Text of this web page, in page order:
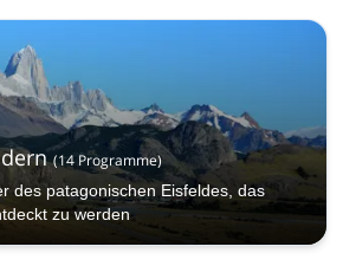
(14 Programme)
des patagonischen Eisfeldes, das
zu werden